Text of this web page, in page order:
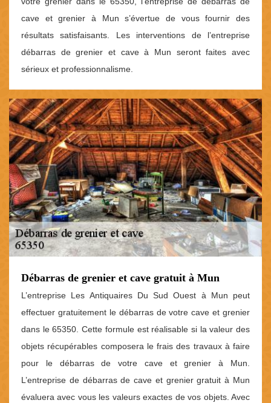
cave et grenier à Mun s’évertue de vous fournir des
résultats satisfaisants. Les interventions de l’entreprise
débarras de grenier et cave à Mun seront faites avec
sérieux et professionnalisme.
Débarras de grenier et cave gratuit à Mun
L’entreprise Les Antiquaires Du Sud Ouest à Mun peut
effectuer gratuitement le débarras de votre cave et grenier
dans le 65350. Cette formule est réalisable si la valeur des
objets récupérables composera le frais des travaux à faire
pour le débarras de votre cave et grenier à Mun.
L’entreprise de débarras de cave et grenier gratuit à Mun
évaluera avec vous les valeurs exactes de vos objets. Avec